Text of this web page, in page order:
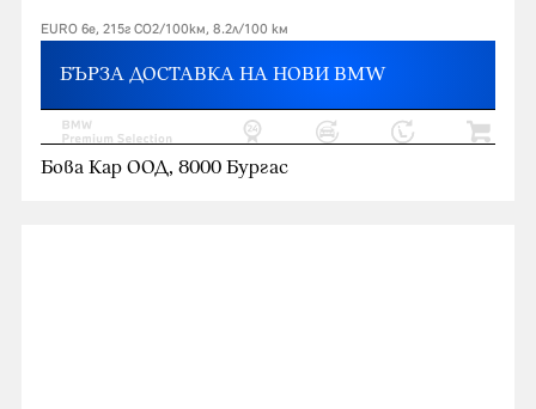
EURO 6e, 215г CO2/100км, 8.2л/100 км
БЪРЗА ДОСТАВКА НА НОВИ BMW
Бова Кар ООД, 8000 Бургас